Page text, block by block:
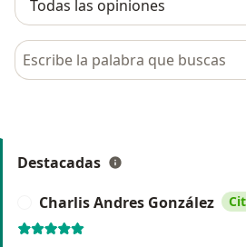
Busca en opiniones
Destacadas
Charlis Andres González